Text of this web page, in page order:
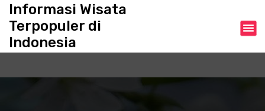
Informasi Wisata
Terpopuler di
Indonesia